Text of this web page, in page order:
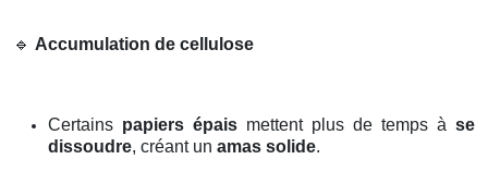
🔹 Accumulation de cellulose
Certains papiers épais mettent plus de temps à se
dissoudre, créant un amas solide.